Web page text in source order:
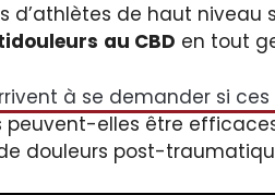
d’athlètes de haut
au CBD en tout
à se demander si ces
peuvent-elles être
douleurs post-